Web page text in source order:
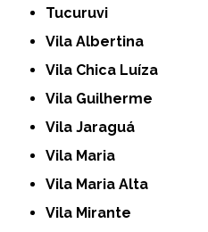
Tucuruvi
Vila Albertina
Vila Chica Luíza
Vila Guilherme
Vila Jaraguá
Vila Maria
Vila Maria Alta
Vila Mirante